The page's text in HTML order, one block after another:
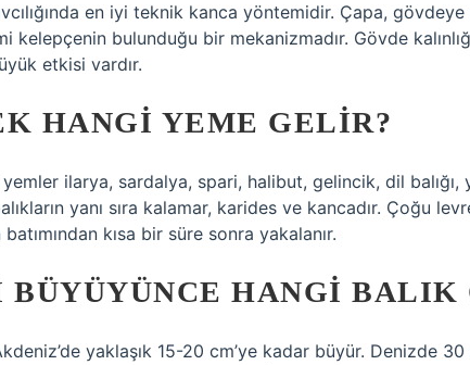
en iyi teknik kanca yöntemidir. Çapa,
kelepçenin bulunduğu bir mekanizmadır. Gövde
etkisi vardır.
HANGI YEME GELIR?
ilarya, sardalya, spari, halibut, gelincik, dil balığı,
yanı sıra kalamar, karides ve kancadır. Çoğu
kısa bir süre sonra yakalanır.
BÜYÜYÜNCE HANGI BALIK
yaklaşık 15-20 cm’ye kadar büyür. Denizde